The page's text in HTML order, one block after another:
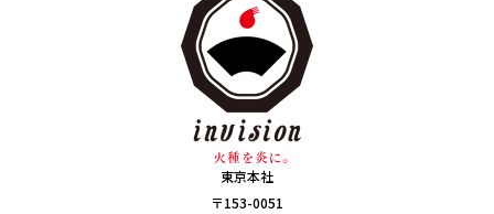
東京本社
〒153-0051